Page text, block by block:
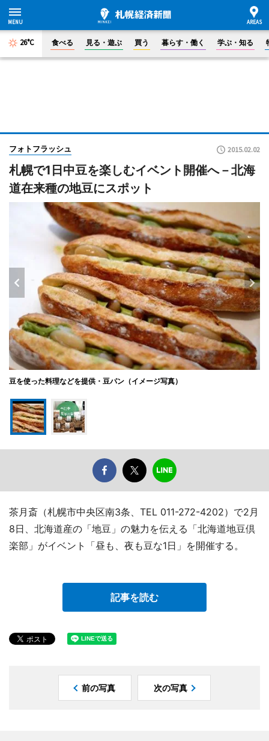
26°C 食べる 見る・遊ぶ 買う 暮らす・働く 学ぶ・知る
フォトフラッシュ 2015.02.02
札幌で1日中豆を楽しむイベント開催へ－北海
道在来種の地豆にスポット
豆を使った料理などを提供・豆パン（イメージ写真）
茶月斎（札幌市中央区南3条、TEL 011-272-4202）で2月
8日、北海道産の「地豆」の魅力を伝える「北海道地豆倶
楽部」がイベント「昼も、夜も豆な1日」を開催する。
記事を読む
前の写真 次の写真